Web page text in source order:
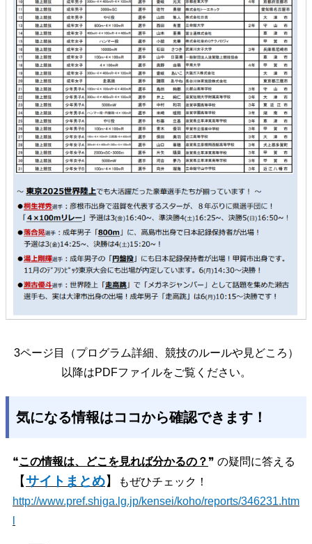
3ページ目（プログラム詳細、競技のルールや見どころ）
以降はPDFファイルをご覧ください。
気になる情報はココから確認できます！
❝この情報は、どこを見れば分かるの？ ❞ の疑問に答える
【サイトまとめ】
もぜひチェック！
http://www.pref.shiga.lg.jp/kensei/koho/reports/346231.htm